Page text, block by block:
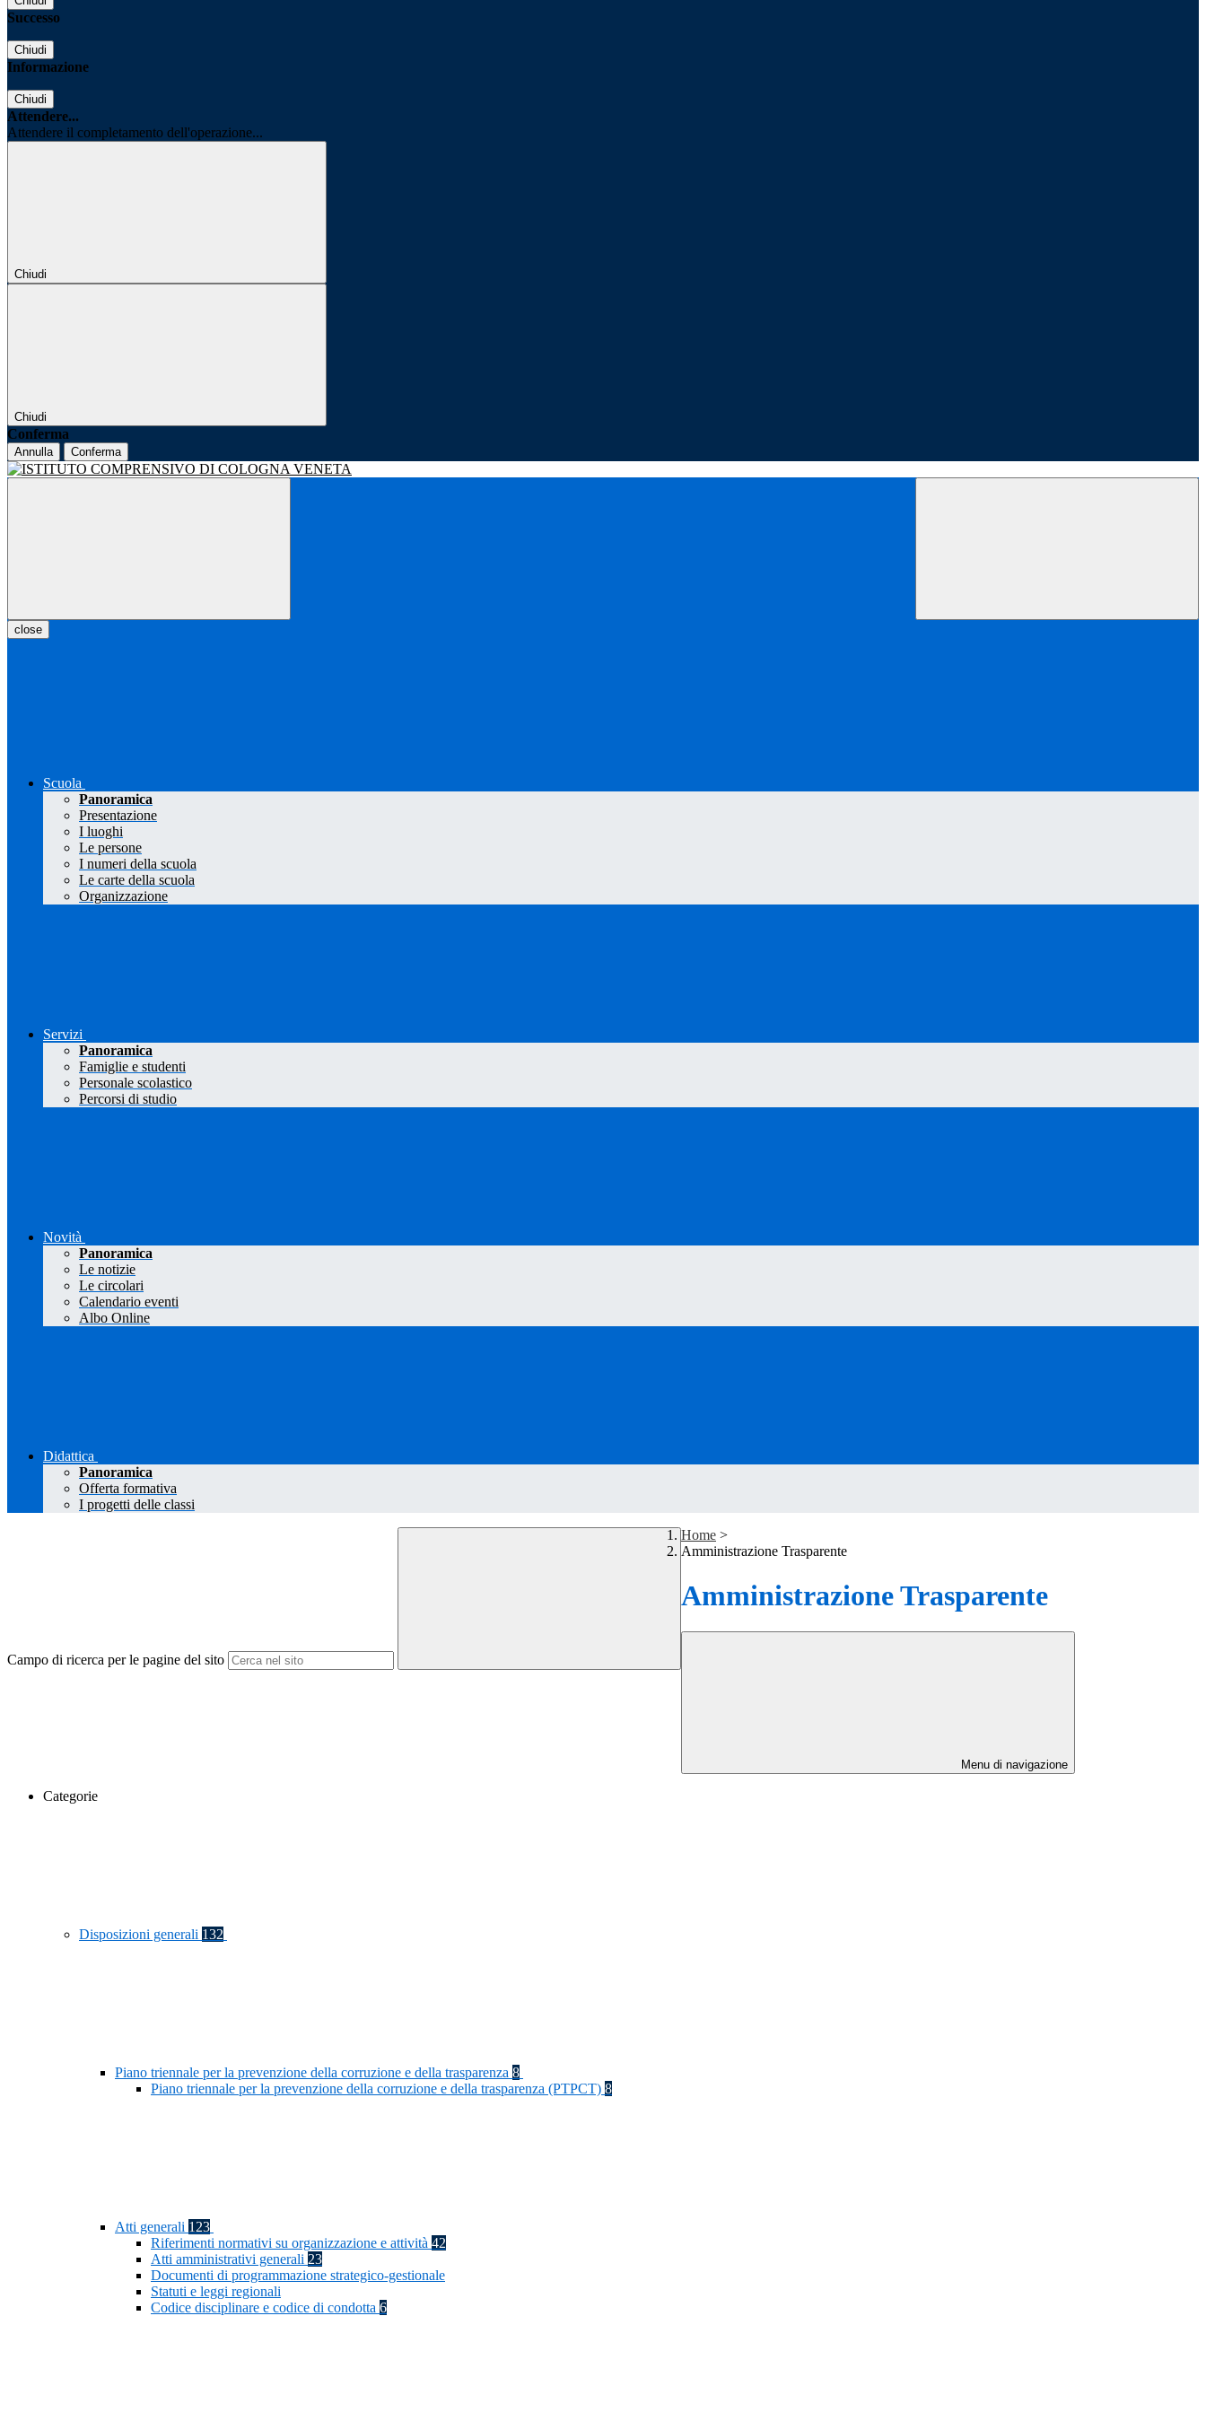
Successo
Chiudi
Informazione
Chiudi
Attendere...
Attendere il completamento dell'operazione...
Chiudi
Chiudi
Conferma
Annulla Conferma
close
Scuola
Panoramica
Presentazione
I luoghi
Le persone
I numeri della scuola
Le carte della scuola
Organizzazione
Servizi
Panoramica
Famiglie e studenti
Personale scolastico
Percorsi di studio
Novità
Panoramica
Le notizie
Le circolari
Calendario eventi
Albo Online
Didattica
Panoramica
Offerta formativa
I progetti delle classi
Campo di ricerca per le pagine del sito
Home >
Amministrazione Trasparente
Amministrazione Trasparente
Menu di navigazione
Categorie
Disposizioni generali 132
Piano triennale per la prevenzione della corruzione e della trasparenza 8
Piano triennale per la prevenzione della corruzione e della trasparenza (PTPCT) 8
Atti generali 123
Riferimenti normativi su organizzazione e attività 42
Atti amministrativi generali 23
Documenti di programmazione strategico-gestionale
Statuti e leggi regionali
Codice disciplinare e codice di condotta 6